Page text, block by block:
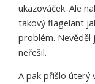
ukazováček. Ale
takový flagelant
problém. Nevěděl
neřešil.
A pak přišlo úterý